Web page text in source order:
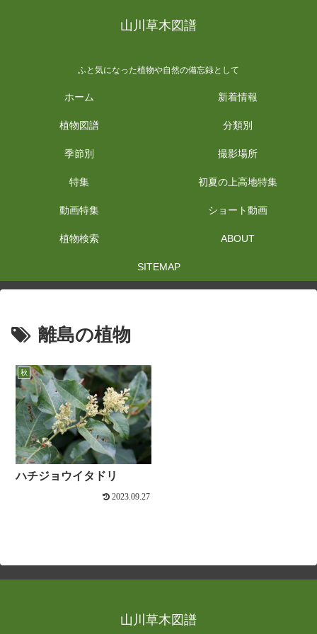
山川草木図譜
ふと気になった植物や自然の備忘録として
ホーム 新着情報
植物図譜 分類別
季節別 撮影場所
特集 初夏の上高地特集
動画特集 ショート動画
植物検索 ABOUT
SITEMAP
離島の植物
秋
ハチジョウイタドリ
2023.09.27
山川草木図譜